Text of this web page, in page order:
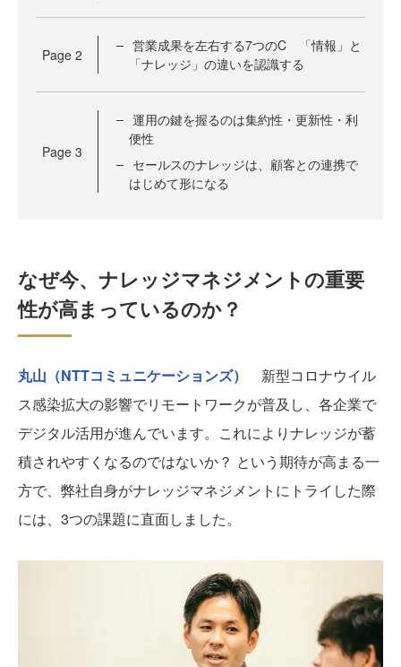
Page 2
営業成果を左右する7つのC 「情報」と
「ナレッジ」の違いを認識する
Page 3
運用の鍵を握るのは集約性・更新性・利
便性
セールスのナレッジは、顧客との連携で
はじめて形になる
なぜ今、ナレッジマネジメントの重要
性が高まっているのか？
丸山（NTTコミュニケーションズ）
新型コロナウイル
ス感染拡大の影響でリモートワークが普及し、各企業で
デジタル活用が進んでいます。これによりナレッジが蓄
積されやすくなるのではないか？ という期待が高まる一
方で、弊社自身がナレッジマネジメントにトライした際
には、3つの課題に直面しました。